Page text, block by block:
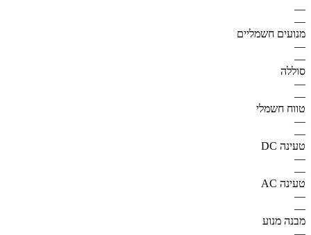
—
—
מנועים חשמליים
—
—
סוללה
—
—
טווח חשמלי
—
—
טעינה DC
—
—
טעינה AC
—
—
מבנה מנוע